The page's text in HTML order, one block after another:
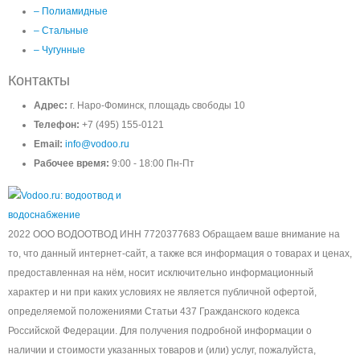
– Полиамидные
– Стальные
– Чугунные
Контакты
Адрес: г. Наро-Фоминск, площадь свободы 10
Телефон: +7 (495) 155-0121
Email: info@vodoo.ru
Рабочее время: 9:00 - 18:00 Пн-Пт
2022 ООО ВОДООТВОД ИНН 7720377683 Обращаем ваше внимание на
то, что данный интернет-сайт, а также вся информация о товарах и ценах,
предоставленная на нём, носит исключительно информационный
характер и ни при каких условиях не является публичной офертой,
определяемой положениями Статьи 437 Гражданского кодекса
Российской Федерации. Для получения подробной информации о
наличии и стоимости указанных товаров и (или) услуг, пожалуйста,